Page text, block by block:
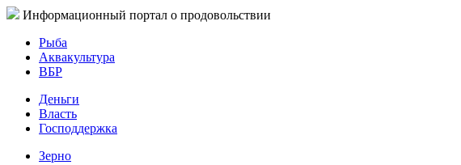
Информационный портал о продовольствии
Рыба
Аквакультура
ВБР
Деньги
Власть
Господдержка
Зерно